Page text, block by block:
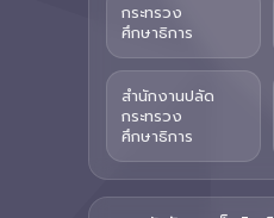
กระทรวง
ศึกษาธิการ
สำนักงานปลัด
กระทรวง
ศึกษาธิการ